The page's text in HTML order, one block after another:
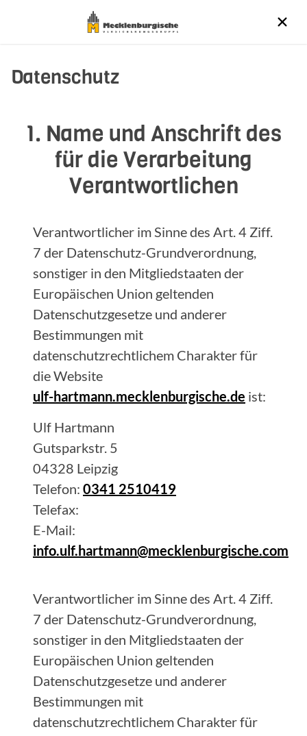
Datenschutz
1. Name und Anschrift des
für die Verarbeitung
Verantwortlichen
Verantwortlicher im Sinne des Art. 4 Ziff.
7 der Datenschutz-Grundverordnung,
sonstiger in den Mitgliedstaaten der
Europäischen Union geltenden
Datenschutzgesetze und anderer
Bestimmungen mit
datenschutzrechtlichem Charakter für
die Website
ulf-hartmann.mecklenburgische.de ist:
Ulf Hartmann
Gutsparkstr. 5
04328 Leipzig
Telefon: 0341 2510419
Telefax:
E-Mail:
info.ulf.hartmann@mecklenburgische.com
Verantwortlicher im Sinne des Art. 4 Ziff.
7 der Datenschutz-Grundverordnung,
sonstiger in den Mitgliedstaaten der
Europäischen Union geltenden
Datenschutzgesetze und anderer
Bestimmungen mit
datenschutzrechtlichem Charakter für